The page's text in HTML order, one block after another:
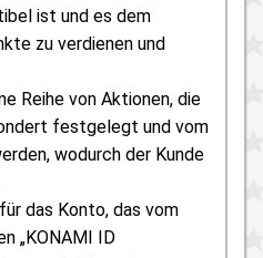
ist und es dem
zu verdienen und
Reihe von Aktionen, die
festgelegt und vom
wodurch der Kunde
das Konto, das vom
„KONAMI ID